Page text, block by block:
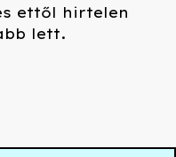
ettől hirtelen
lett.